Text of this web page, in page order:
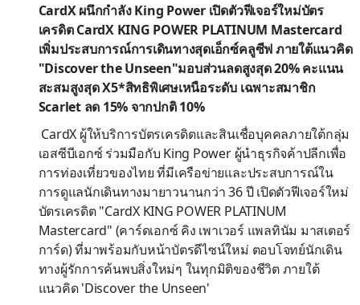
CardX ผนึกกำลัง King Power เปิดตัวฟีเจอร์ใหม่บัตร
เครดิต CardX KING POWER PLATINUM Mastercard
เพิ่มประสบการณ์การเดินทางสุดเอ็กซ์คลูซีฟ ภายใต้แนวคิด
"Discover the Unseen"มอบส่วนลดสูงสุด 20% คะแนน
สะสมสูงสุด X5*สิทธิพิเศษเหนือระดับ เฉพาะสมาชิก
Scarlet ลด 15% จากปกติ 10%
CardX ผู้ให้บริการบัตรเครดิตและสินเชื่อบุคคลภายใต้กลุ่ม
เอสซีบีเอกซ์ ร่วมมือกับ King Power ผู้นำธุรกิจค้าปลีกเพื่อ
การท่องเที่ยวของไทย ที่มีเครือข่ายและประสบการณ์ใน
การดูแลนักเดินทางมายาวนานกว่า 36 ปี เปิดตัวฟีเจอร์ใหม่
บัตรเครดิต "CardX KING POWER PLATINUM
Mastercard" (คาร์ดเอกซ์ คิง เพาเวอร์ แพลทินัม มาสเตอร์
การ์ด) ที่มาพร้อมกับหน้าบัตรดีไซน์ใหม่ ตอบโจทย์นักเดิน
ทางผู้รักการค้นพบสิ่งใหม่ๆ ในทุกมิติของชีวิต ภายใต้
แนวคิด 'Discover the Unseen'